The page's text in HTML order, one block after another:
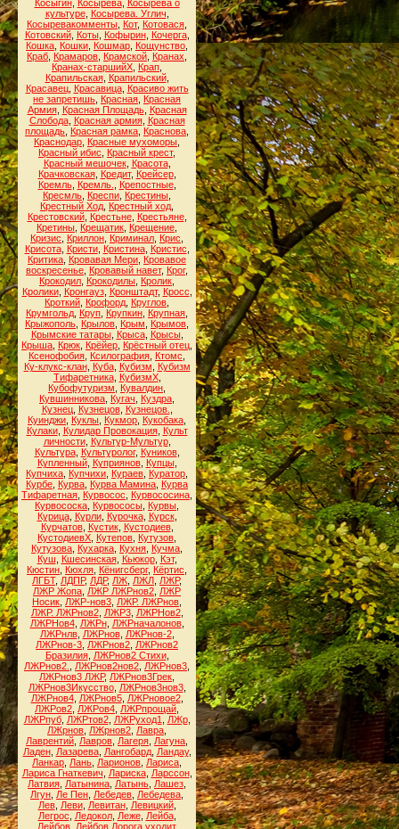
Косыгин, Косырева,
Косырева о
культуре, Косырева. Углич
Косыревакомменты Кот, Котовася
Котовский, Коты, Кофырин, Кочерга,
Кошка Кошки Кошмар Кощунство
Краб Крамаров Крамской Кранах
Кранах-старшийХ Крап
Крапильская, Крапильский,
Красавец, Красавица, Красиво жить
не запретишь Красная Красная
Армия, Красная Площадь, Красная
Слобода, Красная армия, Красная
площадь Красная рамка Краснова
Краснодар Красные мухоморы
Красный ибис
Красный крест,
Красный мешочек, Красота,
Крачковская, Кредит, Крейсер,
Кремль, Кремль. Крепостные,
Кресмль Креспи Крестины
Крестный Ход Крестный ход
Крестовский, Крестьне, Крестьяне,
Кретины Крещатик Крещение
Кризис
Криллон Криминал Крис
Крисота, Кристи, Кристина, Кристис
Критика Кровавая Мери Кровавое
воскресенье Кровавый навет, Крог,
Крокодил Крокодилы Кролик
Кролики, Кронгауз, Кронштадт, Кросс
Кроткий Крофорд Круглов
Крумгольд Круп Крупкин Крупная
Крыжополь Крылов Крым Крымов
Крымские татары, Крыса, Крысы,
Крыша Крюк Крёйер Крёстный отец
Ксенофобия Ксилография Ктомс
Ку-клукс-клан, Куба, Кубизм
Кубизм
Тифаретника, КубизмХ,
Кубофутуризм
Кувалдин
Кувшинникова Кугач Куздра
Кузнец, Кузнецов, Кузнецов.
Куинджи Куклы Кукмор Кукобака
Кулаки, Кулидар Провокация, Культ
личности, Культур-Мультур,
Культура, Культуролог, Куников,
Купленный, Куприянов, Купцы,
Купчиха Купчихи Кураев Куратор
Курбе Курва Курва Мамина Курва
Тифаретная Курвосос Курвососина
Курвососка Курвососы Курвы
Курица, Курли, Курочка, Курск,
Курчатов, Кустик, Кустодиев,
КустодиевХ Кутепов Кутузов
Кутузова Кухарка Кухня Кучма
Куш
Кшесинская, Кьюкор, Кэт,
Кюстин Кюхля Кёнигсберг, Кёртис
ЛГБТ, ЛДПР, ЛДР, ЛЖ ЛЖЛ ЛЖР,
ЛЖР Жопа ЛЖР ЛЖРнов2 ЛЖР
Носик ЛЖР-нов3 ЛЖР. ЛЖРнов
ЛЖР. ЛЖРнов2, ЛЖР3, ЛЖРНов2,
ЛЖРНов4, ЛЖРн, ЛЖРначалонов,
ЛЖРнлв, ЛЖРнов, ЛЖРнов-2,
ЛЖРнов-3 ЛЖРнов2 ЛЖРнов2
Бразилия, ЛЖРнов2 Стихи,
ЛЖРнов2.
ЛЖРнов2нов2 ЛЖРнов3
ЛЖРнов3 ЛЖР, ЛЖРнов3Грек
ЛЖРнов3Икусство, ЛЖРнов3нов3,
ЛЖРнов4, ЛЖРнов5, ЛЖРновое2,
ЛЖРов2 ЛЖРов4 ЛЖРпрощай
ЛЖРпуб, ЛЖРтов2, ЛЖРуход1 ЛЖр,
ЛЖрнов ЛЖрнов2 Лавра
Лаврентий Лавров Лагеря Лагуна
Ладен, Лазарева, Лангобард, Ландау,
Ланкар Лань Ларионов Лариса
Лариса Гнаткевич
Лариска, Ларссон,
Латвия Латынина Латынь Лашез
Лгун Ле Пен Лебедев Лебедева
Лев, Леви, Левитан, Левицкий,
Легрос
Ледокол, Леже, Лейба,
Лейбов Лейбов Дорога уходит